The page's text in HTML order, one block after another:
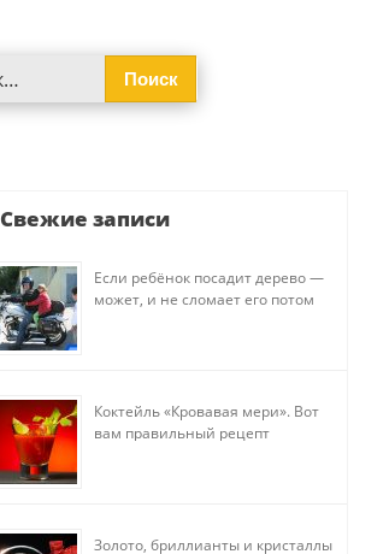
Свежие записи
Если ребёнок посадит дерево —
может, и не сломает его потом
Коктейль «Кровавая мери». Вот
вам правильный рецепт
Золото, бриллианты и кристаллы